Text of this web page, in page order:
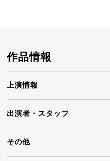
作品情報
上演情報
出演者・ スタッフ
その他